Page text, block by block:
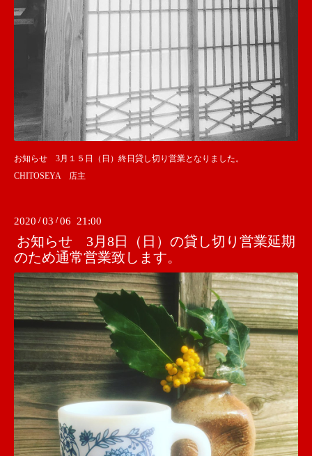
お知らせ 3月１５日（日）終日貸し切り営業となりました。
CHITOSEYA 店主
2020 /03 /06 21:00
お知らせ 3月8日（日）の貸し切り営業延期
のため通常営業致します。